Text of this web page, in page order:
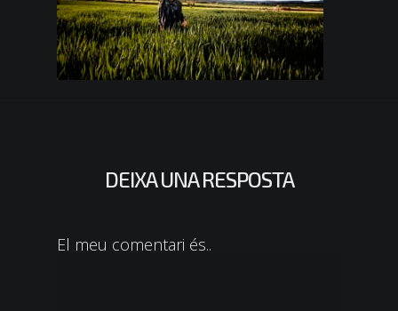
DEIXA UNA RESPOSTA
El meu comentari és..